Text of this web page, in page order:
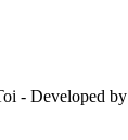
- Developed by